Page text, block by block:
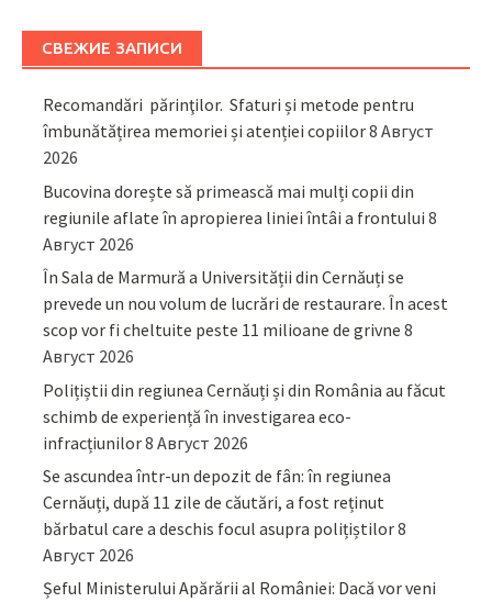
СВЕЖИЕ ЗАПИСИ
Recomandări părinţilor. Sfaturi și metode pentru
îmbunătățirea memoriei și atenției copiilor8 Август
2026
Bucovina dorește să primească mai mulți copii din
regiunile aflate în apropierea liniei întâi a frontului 8
Август 2026
În Sala de Marmură a Universității din Cernăuți se
prevede un nou volum de lucrări de restaurare. În acest
scop vor fi cheltuite peste 11 milioane de grivne 8
Август 2026
Polițiștii din regiunea Cernăuți și din România au făcut
schimb de experiență în investigarea eco-
infracțiunilor8 Август 2026
Se ascundea într-un depozit de fân: în regiunea
Cernăuți, după 11 zile de căutări, a fost reținut
bărbatul care a deschis focul asupra polițiștilor8
Август 2026
Șeful Ministerului Apărării al României: Dacă vor veni